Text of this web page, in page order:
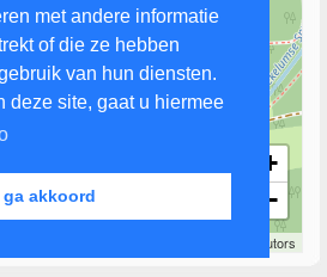
met andere informatie
of die ze hebben
van hun diensten.
deze site, gaat u hiermee
ga akkoord
+
−
contributors